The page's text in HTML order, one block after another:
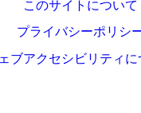
このサイトについて
プライバシーポリシ
ブアクセシビリティに